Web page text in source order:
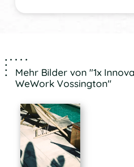
Mehr Bilder von "1x
WeWork Vossington"